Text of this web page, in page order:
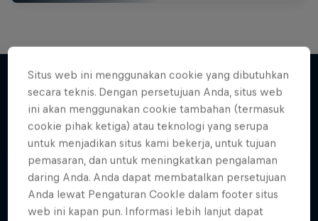
Lebih banyak seperti ini
Situs web ini menggunakan cookie yang dibutuhkan
secara teknis. Dengan persetujuan Anda, situs web
ini akan menggunakan cookie tambahan (termasuk
cookie pihak ketiga) atau teknologi yang serupa
untuk menjadikan situs kami bekerja, untuk tujuan
pemasaran, dan untuk meningkatkan pengalaman
daring Anda. Anda dapat membatalkan persetujuan
Anda lewat Pengaturan CookIe dalam footer situs
web ini kapan pun. Informasi lebih lanjut dapat